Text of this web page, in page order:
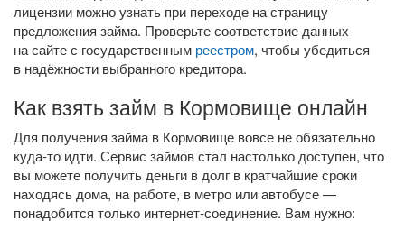
лицензии можно узнать при переходе на страницу
предложения займа. Проверьте соответствие данных
на сайте с государственным реестром, чтобы убедиться
в надёжности выбранного кредитора.
Как взять займ в Кормовище онлайн
Для получения займа в Кормовище вовсе не обязательно
куда-то идти. Сервис займов стал настолько доступен, что
вы можете получить деньги в долг в кратчайшие сроки
находясь дома, на работе, в метро или автобусе —
понадобится только интернет-соединение. Вам нужно: